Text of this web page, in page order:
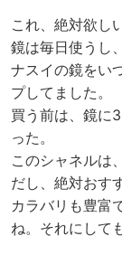
これ、絶対欲し
鏡は毎日使うし
ナスイの鏡をい
プしてました。
買う前は、鏡に
った。
このシャネルは
だし、絶対おす
カラバリも豊富
ね。それにして